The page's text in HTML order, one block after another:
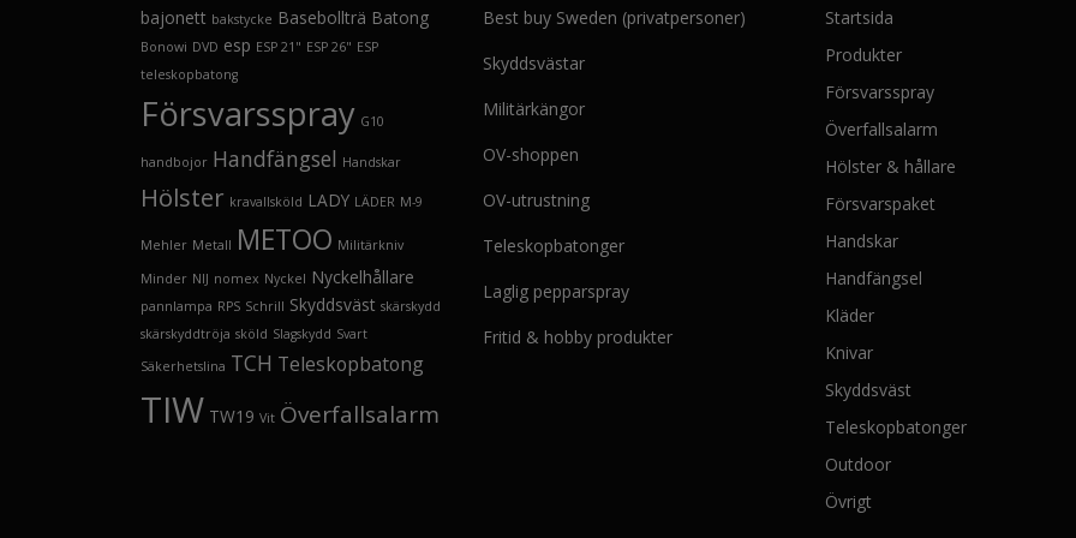
bajonett bakstycke Basebollträ Batong
Bonowi DVD esp ESP 21" ESP 26" ESP
teleskopbatong
Försvarsspray G10
handbojor Handfängsel Handskar
Hölster kravallsköld LADY LÄDER M-9
Mehler Metall METOO Militärkniv
Minder NIJ nomex Nyckel Nyckelhållare
pannlampa RPS Schrill Skyddsväst skärskydd
skärskyddtröja sköld Slagskydd Svart
Säkerhetslina TCH Teleskopbatong
TIW TW19 Vit Överfallsalarm
Best buy Sweden (privatpersoner)
Skyddsvästar
Militärkängor
OV-shoppen
OV-utrustning
Teleskopbatonger
Laglig pepparspray
Fritid & hobby produkter
Startsida
Produkter
Försvarsspray
Överfallsalarm
Hölster & hållare
Försvarspaket
Handskar
Handfängsel
Kläder
Knivar
Skyddsväst
Teleskopbatonger
Outdoor
Övrigt